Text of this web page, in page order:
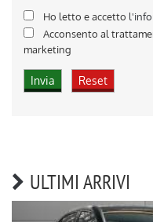
Ho letto e accetto
Acconsento al
marketing
ULTIMI ARRIVI